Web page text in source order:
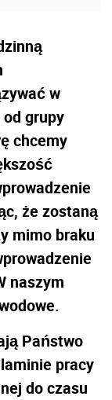
w
grupy
chcemy
że zostaną
mimo braku
naszym
Państwo
pracy
do czasu